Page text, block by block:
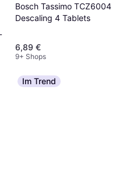
Bosch Tassimo TCZ6004
Descaling 4 Tablets
6,89 €
9+ Shops
Im Trend